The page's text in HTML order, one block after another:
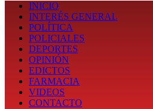
INICIO
INTERÉS GENERAL
POLÍTICA
POLICIALES
DEPORTES
OPINIÓN
EDICTOS
FARMACIA
VIDEOS
CONTACTO